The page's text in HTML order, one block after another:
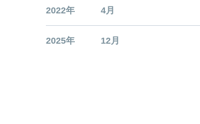
2022年 4月
2025年 12月